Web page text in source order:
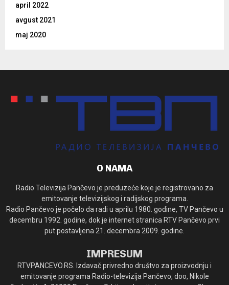
april 2022
avgust 2021
maj 2020
O NAMA
Radio Televizija Pančevo je preduzeće koje je registrovano za
emitovanje televizijskog i radijskog programa.
Radio Pančevo je počelo da radi u aprilu 1980. godine, TV Pančevo u
decembru 1992. godine, dok je internet stranica RTV Pančevo prvi
put postavljena 21. decembra 2009. godine.
IMPRESUM
RTVPANCEVO.RS. Izdavač privredno društvo za proizvodnju i
emitovanje programa Radio-televizija Pančevo, doo, Nikole